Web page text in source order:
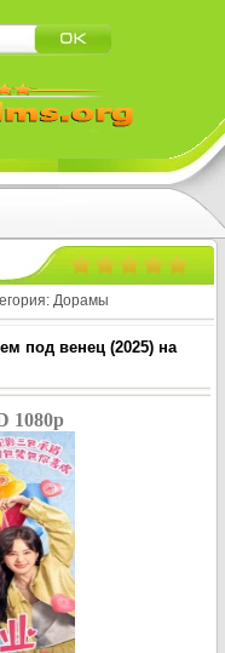
Дорамы
под венец (2025) на
1080p
нажмите на
углу!!!